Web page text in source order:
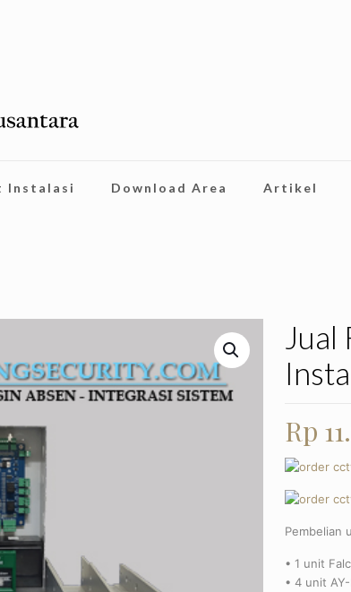
Instalasi Download Area Artikel
Rp
Pembelian
• 1 unit
• 4 unit